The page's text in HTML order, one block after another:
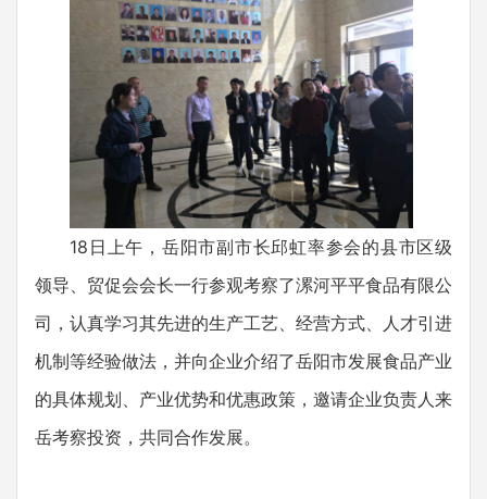
18日上午，岳阳市副市长邱虹率参会的县市区级
领导、贸促会会长一行参观考察了漯河平平食品有限公
司，认真学习其先进的生产工艺、经营方式、人才引进
机制等经验做法，并向企业介绍了岳阳市发展食品产业
的具体规划、产业优势和优惠政策，邀请企业负责人来
岳考察投资，共同合作发展。